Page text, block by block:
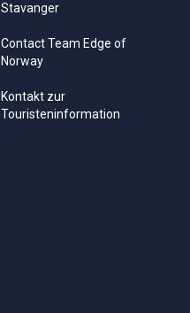
Stavanger
Contact Team Edge of
Norway
Kontakt zur
Touristeninformation